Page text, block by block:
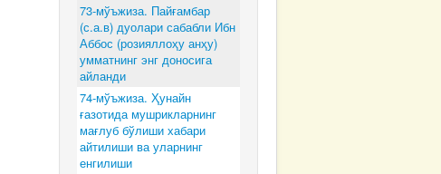
73-мўъжиза. Пайғамбар
(с.а.в) дуолари сабабли Ибн
Аббос (розияллоҳу анҳу)
умматнинг энг доносига
айланди
74-мўъжиза. Ҳунайн
ғазотида мушрикларнинг
мағлуб бўлиши хабари
айтилиши ва уларнинг
енгилиши